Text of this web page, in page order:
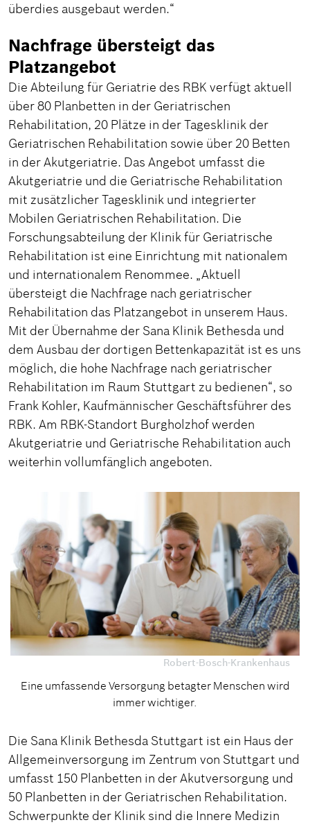
überdies ausgebaut werden.“
Nachfrage übersteigt das
Platzangebot
Die Abteilung für Geriatrie des RBK verfügt aktuell
über 80 Planbetten in der Geriatrischen
Rehabilitation, 20 Plätze in der Tagesklinik der
Geriatrischen Rehabilitation sowie über 20 Betten
in der Akutgeriatrie. Das Angebot umfasst die
Akutgeriatrie und die Geriatrische Rehabilitation
mit zusätzlicher Tagesklinik und integrierter
Mobilen Geriatrischen Rehabilitation. Die
Forschungsabteilung der Klinik für Geriatrische
Rehabilitation ist eine Einrichtung mit nationalem
und internationalem Renommee. „Aktuell
übersteigt die Nachfrage nach geriatrischer
Rehabilitation das Platzangebot in unserem Haus.
Mit der Übernahme der Sana Klinik Bethesda und
dem Ausbau der dortigen Bettenkapazität ist es uns
möglich, die hohe Nachfrage nach geriatrischer
Rehabilitation im Raum Stuttgart zu bedienen“, so
Frank Kohler, Kaufmännischer Geschäftsführer des
RBK. Am RBK-Standort Burgholzhof werden
Akutgeriatrie und Geriatrische Rehabilitation auch
weiterhin vollumfänglich angeboten.
Robert-Bosch-Krankenhaus
Eine umfassende Versorgung betagter Menschen wird
immer wichtiger.
Die Sana Klinik Bethesda Stuttgart ist ein Haus der
Allgemeinversorgung im Zentrum von Stuttgart und
umfasst 150 Planbetten in der Akutversorgung und
50 Planbetten in der Geriatrischen Rehabilitation.
Schwerpunkte der Klinik sind die Innere Medizin